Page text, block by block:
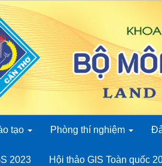
tạo Phòng thí nghiệm
2023 Hội thảo GIS Toàn quốc